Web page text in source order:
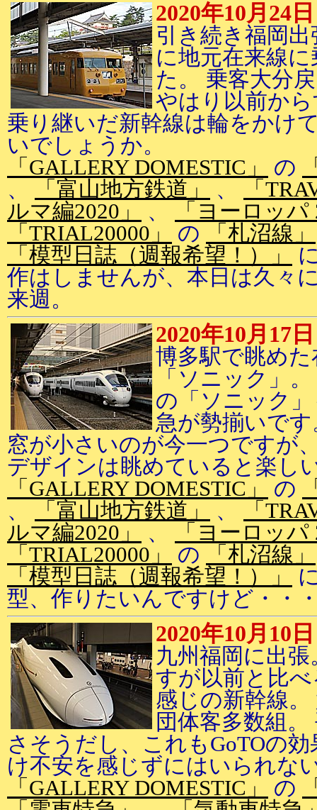
2020年10月24日
引き続き福岡
に地元在来線
た。 乗客大分
やはり以前か
乗り継いだ新幹線は輪をかけ
いでしょうか。
「GALLERY DOMESTIC」
の
、
「富山地方鉄道」 、
「
ルマ編2020」
、
「ヨーロッ
「TRIAL20000」
の 「札沼線」
「模型日誌（週報希望！）」
作はしませんが、本日は久々
来週。
2020年10月17日
博多駅で眺め
「ソニック」
の「ソニック
急が勢揃いで
窓が小さいのが今一つですが
デザインは眺めていると楽し
「GALLERY DOMESTIC」
の
、
「富山地方鉄道」 、
「
ルマ編2020」
、
「ヨーロッ
「TRIAL20000」
の 「札沼線」
「模型日誌（週報希望！）」
型、作りたいんですけど・・
2020年10月10日
九州福岡に出
すが以前と比
感じの新幹線
団体客多数組
さそうだし、これもGoTOの
け不安を感じずにはいられな
「GALLERY DOMESTIC」
の